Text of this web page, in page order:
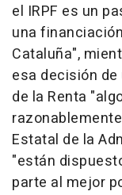
el IRPF es un
una
Cataluña",
esa decisión
de la Renta
Estatal de la
"están
parte al mejor